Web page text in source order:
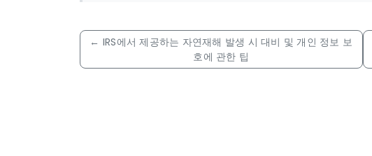
← IRS에서 제공하는 자연재해 발생 시 대비 및 개인 정보 보
호에 관한 팁